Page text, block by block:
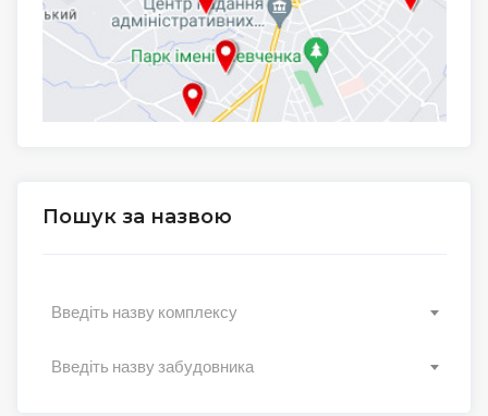
Пошук за назвою
Введіть назву комплексу
Введіть назву забудовника